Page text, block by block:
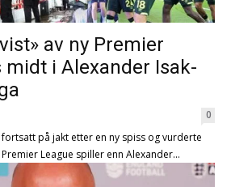
av ny Premier
midt i Alexander Isak-
0
på jakt etter en ny spiss og vurderte
League spiller enn Alexander...